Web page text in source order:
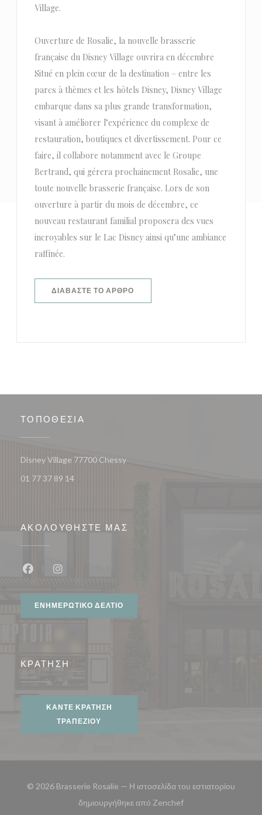
Village.
Ouverture de Rosalie, la nouvelle brasserie
française du Disney Village ouvrira en décembre
Situé en plein cœur de la destination – entre les
parcs à thèmes et les hôtels Disney, Disney Village
embarque dans sa plus grande transformation,
visant à améliorer l’expérience du complexe de
restauration, boutiques et divertissement. Pour ce
faire, il collabore notamment avec le Groupe
Bertrand, qui gérera prochainement Rosalie, une
toute nouvelle brasserie française. Lors de son
ouverture à partir du mois de décembre, ce
nouveau restaurant familial proposera des vues
incroyables sur le Lac Disney ainsi qu’une ambiance
raffinée.
ΔΙΑΒΆΣΤΕ ΤΟ ΆΡΘΡΟ
ΤΟΠΟΘΕΣΊΑ
Disney Village 77700 Chessy((ανοίγει σε νέο παράθυρο))
01 77 37 89 14
ΑΚΟΛΟΥΘΉΣΤΕ ΜΑΣ
ΕΝΗΜΕΡΩΤΙΚΌ ΔΕΛΤΊΟ
ΚΡΆΤΗΣΗ
ΚΆΝΤΕ ΚΡΆΤΗΣΗ
ΤΡΑΠΕΖΙΟΎ
© 2026 Brasserie Rosalie — Η ιστοσελίδα του εστιατορίου
δημιουργήθηκε από Zenchef((ανοίγει σε νέο